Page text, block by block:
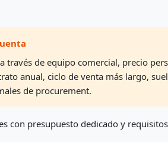
través de equipo comercial, precio
anual, ciclo de venta más largo,
de procurement.
con presupuesto dedicado y